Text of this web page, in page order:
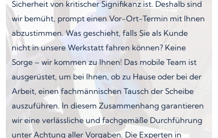
Sicherheit von kritischer Signifikanz ist. Deshalb sind
wir bemüht, prompt einen Vor-Ort-Termin mit Ihnen
abzustimmen. Was geschieht, falls Sie als Kunde
nicht in unsere Werkstatt fahren können? Keine
Sorge – wir kommen zu Ihnen! Das mobile Team ist
ausgerüstet, um bei Ihnen, ob zu Hause oder bei der
Arbeit, einen fachmännischen Tausch der Scheibe
auszuführen. In diesem Zusammenhang garantieren
wir eine verlässliche und fachgemäße Durchführung
unter Achtung aller Vorgaben. Die Experten in